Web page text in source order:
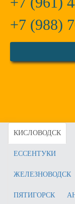
Санаторий
Цена от:
+7 (988)
КИСЛОВОДСК
ЕССЕНТУКИ
ЖЕЛЕЗНОВОДСК
ПЯТИГОРСК